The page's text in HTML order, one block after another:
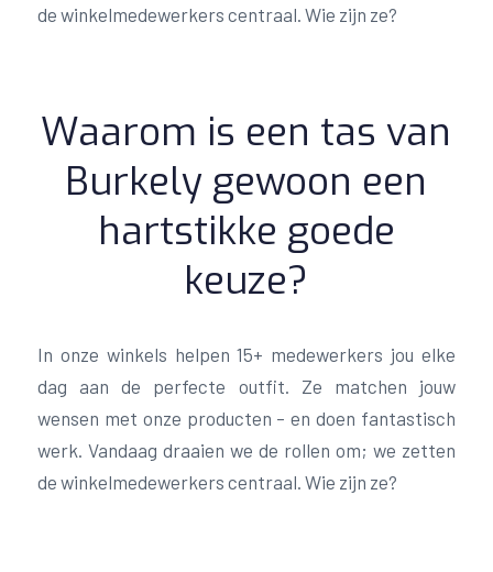
de winkelmedewerkers centraal. Wie zijn ze?
Waarom is een tas van
Burkely gewoon een
hartstikke goede
keuze?
In onze winkels helpen 15+ medewerkers jou elke
dag aan de perfecte outfit. Ze matchen jouw
wensen met onze producten – en doen fantastisch
werk. Vandaag draaien we de rollen om; we zetten
de winkelmedewerkers centraal. Wie zijn ze?